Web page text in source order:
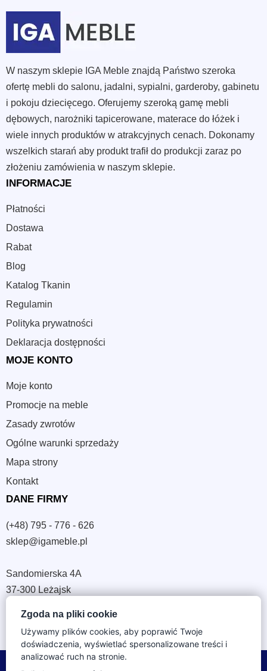
W naszym sklepie IGA Meble znajdą Państwo szeroka
ofertę mebli do salonu, jadalni, sypialni, garderoby, gabinetu
i pokoju dziecięcego. Oferujemy szeroką gamę mebli
dębowych, narożniki tapicerowane, materace do łóżek i
wiele innych produktów w atrakcyjnych cenach. Dokonamy
wszelkich starań aby produkt trafił do produkcji zaraz po
złożeniu zamówienia w naszym sklepie.
INFORMACJE
Płatności
Dostawa
Rabat
Blog
Katalog Tkanin
Regulamin
Polityka prywatności
Deklaracja dostępności
MOJE KONTO
Moje konto
Promocje na meble
Zasady zwrotów
Ogólne warunki sprzedaży
Mapa strony
Kontakt
DANE FIRMY
(+48) 795 - 776 - 626
sklep@igameble.pl
Sandomierska 4A
37-300 Leżajsk
REGON: 180933172
Zgoda na pliki cookie
Używamy plików cookies, aby poprawić Twoje
doświadczenia, wyświetlać spersonalizowane treści i
analizować ruch na stronie.